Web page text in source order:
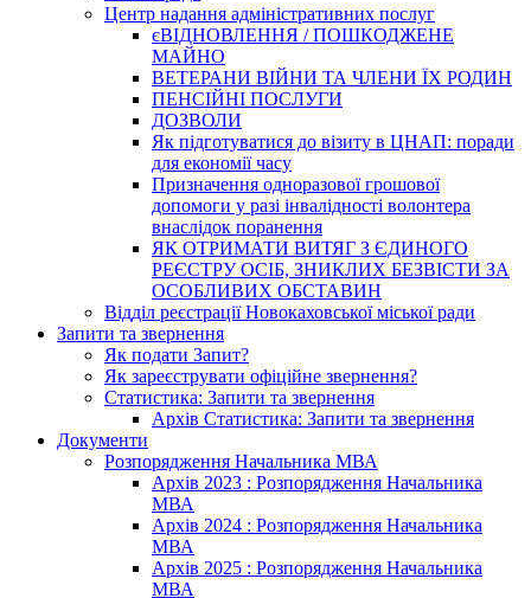
Центр надання адміністративних послуг
єВІДНОВЛЕННЯ / ПОШКОДЖЕНЕ
МАЙНО
ВЕТЕРАНИ ВІЙНИ ТА ЧЛЕНИ ЇХ РОДИН
ПЕНСІЙНІ ПОСЛУГИ
ДОЗВОЛИ
Як підготуватися до візиту в ЦНАП: поради
для економії часу
Призначення одноразової грошової
допомоги у разі інвалідності волонтера
внаслідок поранення
ЯК ОТРИМАТИ ВИТЯГ З ЄДИНОГО
РЕЄСТРУ ОСІБ, ЗНИКЛИХ БЕЗВІСТИ ЗА
ОСОБЛИВИХ ОБСТАВИН
Відділ реєстрації Новокаховської міської ради
Запити та звернення
Як подати Запит?
Як зареєструвати офіційне звернення?
Статистика: Запити та звернення
Архів Статистика: Запити та звернення
Документи
Розпорядження Начальника МВА
Архів 2023 : Розпорядження Начальника
МВА
Архів 2024 : Розпорядження Начальника
МВА
Архів 2025 : Розпорядження Начальника
МВА